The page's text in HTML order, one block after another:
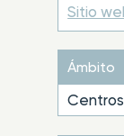
Sitio
Ámbito